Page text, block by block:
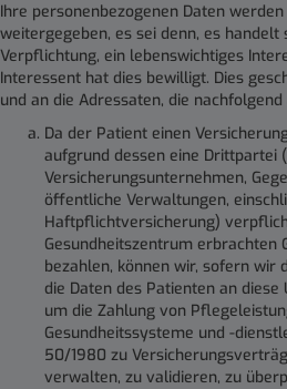
Ihre personenbezogenen Daten
weitergegeben, es sei denn, es handelt
Verpflichtung, ein lebenswichtiges
Interessent hat dies bewilligt. Dies
und an die Adressaten, die
Da der Patient einen
aufgrund dessen eine Drittpartei
Versicherungsunternehmen,
öffentliche Verwaltungen,
Haftpflichtversicherung)
Gesundheitszentrum erbrachten
bezahlen, können wir, sofern
die Daten des Patienten an
um die Zahlung von
Gesundheitssysteme und -
50/1980 zu
verwalten, zu validieren, zu